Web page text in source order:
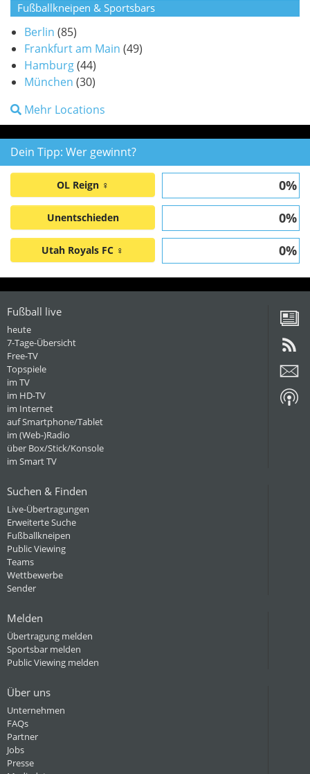
Fußballkneipen & Sportsbars
Berlin (85)
Frankfurt am Main (49)
Hamburg(44)
München (30)
Mehr Locations
Dein Tipp: Wer gewinnt?
OL Reign ♀ 0%
Unentschieden 0%
Utah Royals FC ♀ 0%
Fußball live
heute
7-Tage-Übersicht
Free-TV
Topspiele
im TV
im HD-TV
im Internet
auf Smartphone/Tablet
im (Web-)Radio
über Box/Stick/Konsole
im Smart TV
Suchen & Finden
Live-Übertragungen
Erweiterte Suche
Fußballkneipen
Public Viewing
Teams
Wettbewerbe
Sender
Melden
Übertragung melden
Sportsbar melden
Public Viewing melden
Über uns
Unternehmen
FAQs
Partner
Jobs
Presse